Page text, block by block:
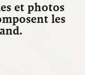
et photos
les